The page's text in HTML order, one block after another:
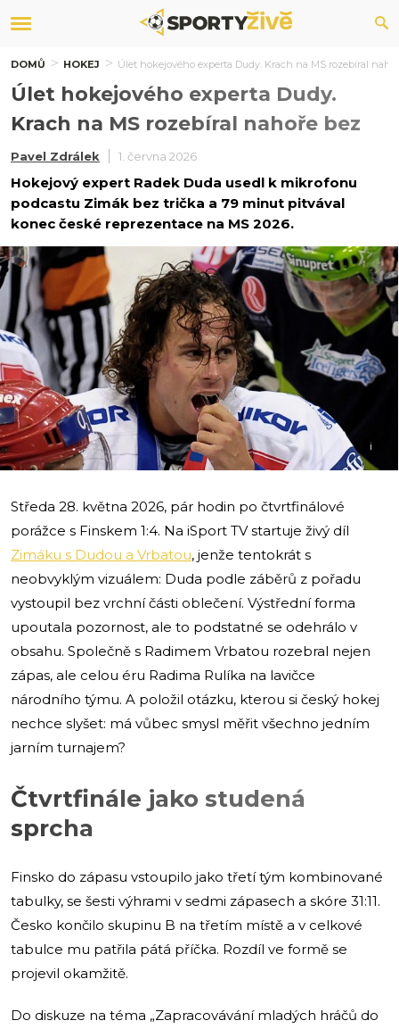
DOMŮ HOKEJ Úlet hokejového experta Dudy. Krach na MS rozebíral
Úlet hokejového experta Dudy.
Krach na MS rozebíral nahoře bez
Pavel Zdrálek 1. června 2026
Hokejový expert Radek Duda usedl k mikrofonu
podcastu Zimák bez trička a 79 minut pitvával
konec české reprezentace na MS 2026.
i
Středa 28. května 2026, pár hodin po čtvrtfinálové
porážce s Finskem 1:4. Na iSport TV startuje živý díl
Zimáku s Dudou a Vrbatou, jenže tentokrát s
neobvyklým vizuálem: Duda podle záběrů z pořadu
vystoupil bez vrchní části oblečení. Výstřední forma
upoutala pozornost, ale to podstatné se odehrálo v
obsahu. Společně s Radimem Vrbatou rozebral nejen
zápas, ale celou éru Radima Rulíka na lavičce
národního týmu. A položil otázku, kterou si český hokej
nechce slyšet: má vůbec smysl měřit všechno jedním
jarním turnajem?
Čtvrtfinále jako studená
sprcha
Finsko do zápasu vstoupilo jako třetí tým kombinované
tabulky, se šesti výhrami v sedmi zápasech a skóre 31:11.
Česko končilo skupinu B na třetím místě a v celkové
tabulce mu patřila pátá příčka. Rozdíl ve formě se
projevil okamžitě.
Do diskuze na téma „Zapracovávání mladých hráčů do